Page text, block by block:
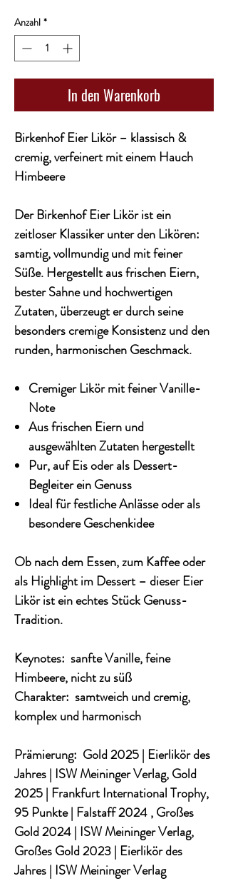
pro
1
Liter
Anzahl *
In den Warenkorb
Birkenhof Eier Likör – klassisch &
cremig, verfeinert mit einem Hauch
Himbeere
Der Birkenhof Eier Likör ist ein
zeitloser Klassiker unter den Likören:
samtig, vollmundig und mit feiner
Süße. Hergestellt aus frischen Eiern,
bester Sahne und hochwertigen
Zutaten, überzeugt er durch seine
besonders cremige Konsistenz und den
runden, harmonischen Geschmack.
Cremiger Likör mit feiner Vanille-
Note
Aus frischen Eiern und
ausgewählten Zutaten hergestellt
Pur, auf Eis oder als Dessert-
Begleiter ein Genuss
Ideal für festliche Anlässe oder als
besondere Geschenkidee
Ob nach dem Essen, zum Kaffee oder
als Highlight im Dessert – dieser Eier
Likör ist ein echtes Stück Genuss-
Tradition.
Keynotes: sanfte Vanille, feine
Himbeere, nicht zu süß
Charakter: samtweich und cremig,
komplex und harmonisch
Prämierung: Gold 2025 | Eierlikör des
Jahres | ISW Meininger Verlag, Gold
2025 | Frankfurt International Trophy,
95 Punkte | Falstaff 2024 , Großes
Gold 2024 | ISW Meininger Verlag,
Großes Gold 2023 | Eierlikör des
Jahres | ISW Meininger Verlag